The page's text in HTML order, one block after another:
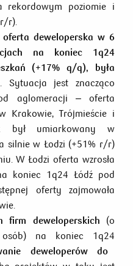
rekordowym poziomie i
r/r).
oferta deweloperska w 6
na koniec 1q24
(+17% q/q), była
. Sytuacja jest znacząco
aglomeracji – oferta
Krakowie, Trójmieście i
był umiarkowany w
silnie w Łodzi (+51% r/r)
W Łodzi oferta wzrosła
koniec 1q24 Łódź pod
oferty zajmowała
firm deweloperskich (o
na koniec 1q24
deweloperów do